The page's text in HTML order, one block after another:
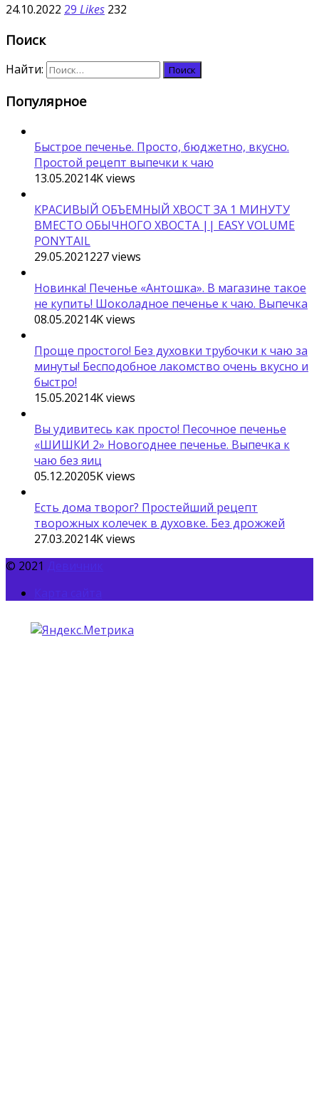
24.10.2022 29 Likes 232
Поиск
Найти:
Популярное
Быстрое печенье. Просто, бюджетно, вкусно.
Простой рецепт выпечки к чаю
13.05.20214Kviews
КРАСИВЫЙ ОБЪЕМНЫЙ ХВОСТ ЗА 1 МИНУТУ
ВМЕСТО ОБЫЧНОГО ХВОСТА || EASY VOLUME
PONYTAIL
29.05.2021227views
Новинка! Печенье «Антошка». В магазине такое
не купить! Шоколадное печенье к чаю. Выпечка
08.05.20214Kviews
Проще простого! Без духовки трубочки к чаю за
минуты! Бесподобное лакомство очень вкусно и
быстро!
15.05.20214Kviews
Вы удивитесь как просто! Песочное печенье
«ШИШКИ 2» Новогоднее печенье. Выпечка к
чаю без яиц
05.12.20205Kviews
Есть дома творог? Простейший рецепт
творожных колечек в духовке. Без дрожжей
27.03.20214Kviews
© 2021